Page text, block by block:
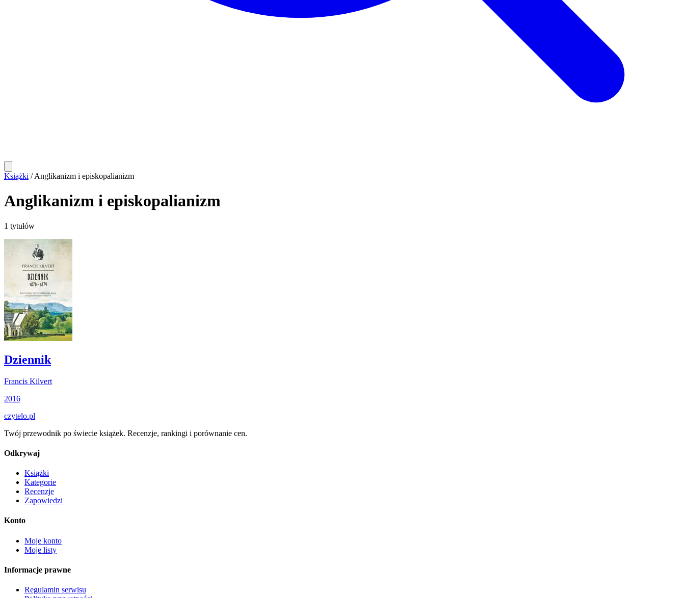
Książki / Anglikanizm i episkopalianizm
Anglikanizm i episkopalianizm
1 tytułów
Dziennik
Francis Kilvert
2016
czytelo.pl
Twój przewodnik po świecie książek. Recenzje, rankingi i porównanie cen.
Odkrywaj
Książki
Kategorie
Recenzje
Zapowiedzi
Konto
Moje konto
Moje listy
Informacje prawne
Regulamin serwisu